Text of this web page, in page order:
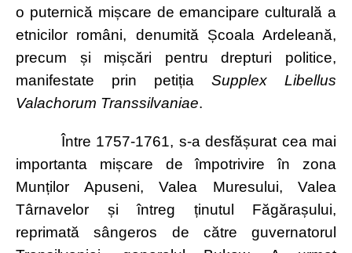
o puternică mișcare de emancipare culturală a
etnicilor români, denumită Școala Ardeleană,
precum și mișcări pentru drepturi politice,
manifestate prin petiția Supplex Libellus
Valachorum Transsilvaniae.
Între 1757-1761, s-a desfășurat cea mai
importanta mișcare de împotrivire în zona
Munților Apuseni, Valea Muresului, Valea
Târnavelor și întreg ținutul Făgărașului,
reprimată sângeros de către guvernatorul